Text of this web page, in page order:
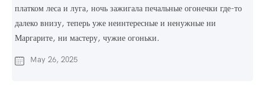
платком леса и луга, ночь зажигала печальные огонечки где-то
далеко внизу, теперь уже неинтересные и ненужные ни
Маргарите, ни мастеру, чужие огоньки.
May 26, 2025